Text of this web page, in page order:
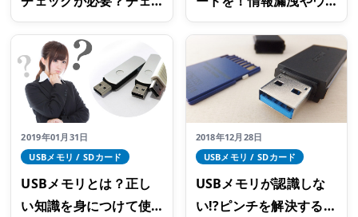
ック方法と対策まとめ
イルス対策
2019年01月31日
USBメモリ / SDカード
USBメモリとは？正し
い知識を身につけて使
2018年12月28日
USBメモリ / SDカード
USBメモリが認識しな
い!?ピンチを解決する方